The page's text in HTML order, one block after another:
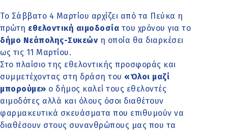
Το Σάββατο 4 Μαρτίου αρχίζει από τα Πεύκα η
πρώτη εθελοντική αιμοδοσία του χρόνου για το
δήμο Νεάπολης-Συκεών η οποία θα διαρκέσει
ως τις 11 Μαρτίου.
Στο πλαίσιο της εθελοντικής προσφοράς και
συμμετέχοντας στη δράση του «Όλοι μαζί
μπορούμε» ο δήμος καλεί τους εθελοντές
αιμοδότες αλλά και όλους όσοι διαθέτουν
φαρμακευτικά σκευάσματα που επιθυμούν να
διαθέσουν στους συνανθρώπους μας που τα